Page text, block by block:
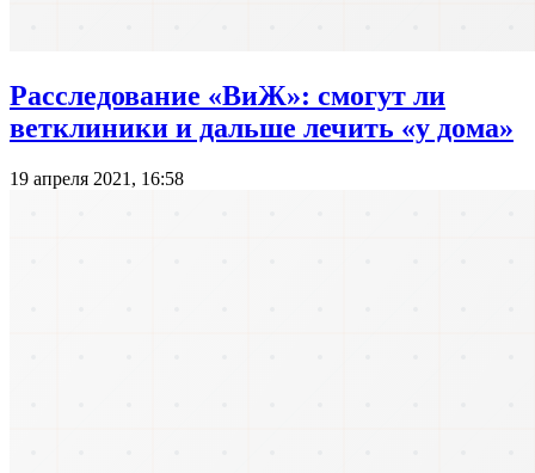
Расследование «ВиЖ»: смогут ли
ветклиники и дальше лечить «у дома»
19 апреля 2021, 16:58